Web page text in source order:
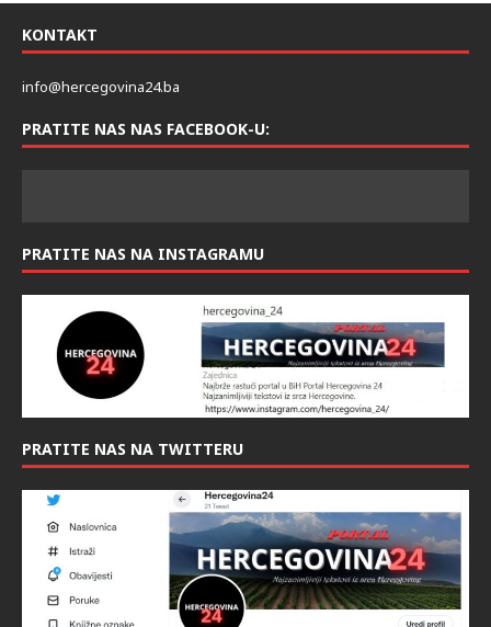
KONTAKT
info@hercegovina24.ba
PRATITE NAS NAS FACEBOOK-U:
PRATITE NAS NA INSTAGRAMU
PRATITE NAS NA TWITTERU